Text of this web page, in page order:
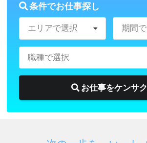
soumubu@career-
TEL：011-281-5423（受
平日9：00～18：00)
6. 個人情報を与えることの任
えなかった場合に生じる結果
意判断によりますが、ご提供
条件でお仕事探し
エリアで選択 期間
職種で選択
お仕事をケンサク